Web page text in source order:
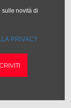
sulle novità di
PRIVACY